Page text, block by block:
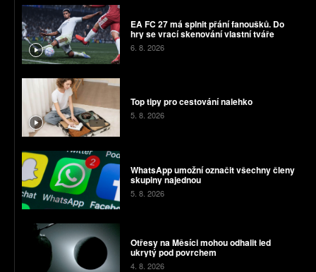
EA FC 27 má splnit přání fanoušků. Do
hry se vrací skenování vlastní tváře
6. 8. 2026
Top tipy pro cestování nalehko
5. 8. 2026
WhatsApp umožní označit všechny členy
skupiny najednou
5. 8. 2026
Otřesy na Měsíci mohou odhalit led
ukrytý pod povrchem
4. 8. 2026